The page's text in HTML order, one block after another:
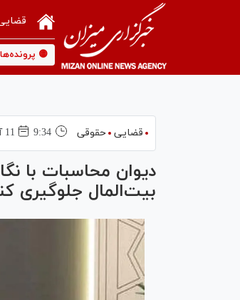
🟡
قضایی حقوقی 9:34 11 آبان 1404
دیوان محاسبات با
بیت‌المال جلوگیری